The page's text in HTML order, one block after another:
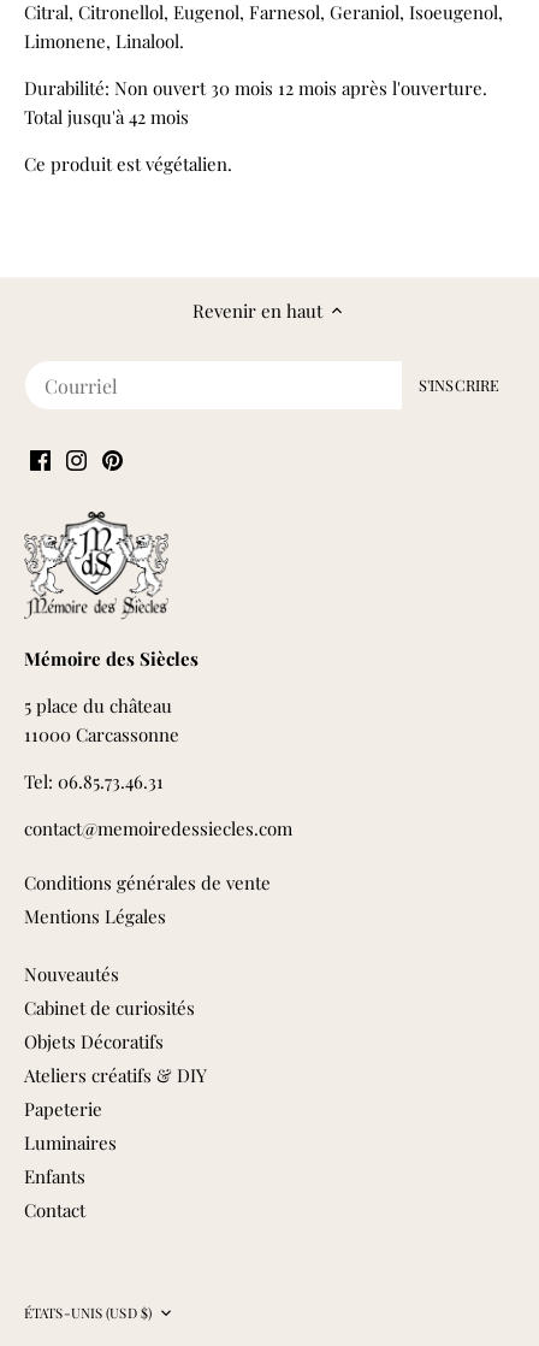
Citral, Citronellol, Eugenol, Farnesol, Geraniol, Isoeugenol,
Limonene, Linalool.
Durabilité: Non ouvert 30 mois 12 mois après l'ouverture.
Total jusqu'à 42 mois
Ce produit est végétalien.
Revenir en haut
Mémoire des Siècles
5 place du château
11000 Carcassonne
Tel: 06.85.73.46.31
contact@memoiredessiecles.com
Conditions générales de vente
Mentions Légales
Nouveautés
Cabinet de curiosités
Objets Décoratifs
Ateliers créatifs & DIY
Papeterie
Luminaires
Enfants
Contact
Devise
ÉTATS-UNIS (USD $)